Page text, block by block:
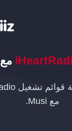
مع
مع Musi.